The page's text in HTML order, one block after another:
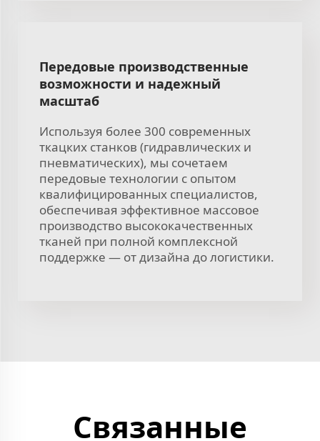
Передовые производственные
возможности и надежный
масштаб
Используя более 300 современных
ткацких станков (гидравлических и
пневматических), мы сочетаем
передовые технологии с опытом
квалифицированных специалистов,
обеспечивая эффективное массовое
производство высококачественных
тканей при полной комплексной
поддержке — от дизайна до логистики.
Связанные